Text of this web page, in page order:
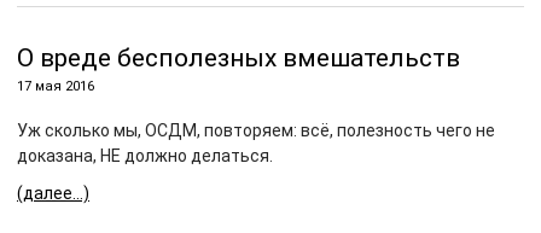
О вреде бесполезных вмешательств
17 мая 2016
Уж сколько мы, ОСДМ, повторяем: всё, полезность чего не
доказана, НЕ должно делаться.
(далее…)